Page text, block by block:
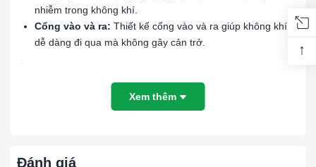
nhiễm trong không khí.
Cổng vào và ra: Thiết kế cổng vào và ra giúp không khí
dễ dàng đi qua mà không gây cản trở.
trong nhiều lĩnh vực khác nhau:
Xem thêm
Đánh giá
↑